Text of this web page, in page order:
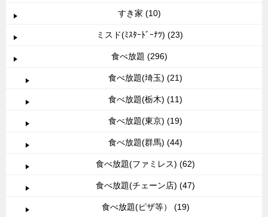
すき家 (10)
ミスド(ﾐｽﾀｰﾄﾞｰﾅﾂ) (23)
食べ放題 (296)
食べ放題(埼玉) (21)
食べ放題(栃木) (11)
食べ放題(東京) (19)
食べ放題(群馬) (44)
食べ放題(ファミレス) (62)
食べ放題(チェーン店) (47)
食べ放題(ピザ等） (19)